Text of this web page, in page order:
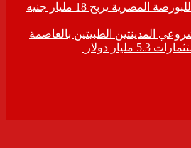
رأس المال السوقي للبورصة المصرية يربح 18 مليار جنيه
المدينتين الطبيتين بالعاصمة
مليار دولار